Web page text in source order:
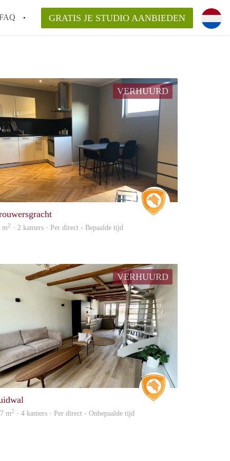
op een Studio in Den Haag?
bemiddelingsvergoeding?
GRATIS JE STUDIO AANBIEDEN
VERHUURD
Real Estate
m2 · 2 kamers · Per direct - Bepaalde tijd
VERHUURD
Real Estate
m2 · 4 kamers · Per direct - Onbepaalde tijd